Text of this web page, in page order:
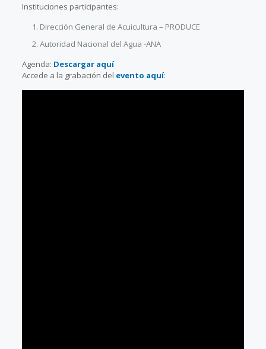
Instituciones participantes:
Dirección General de Acuicultura – PRODUCE
Autoridad Nacional del Agua -ANA
Agenda: Descargar aquí
Accede a la grabación del evento aquí: